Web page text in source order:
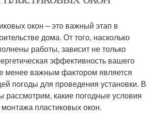
окон – это важный этап в
дома. От того, насколько
работы, зависит не только
эффективность вашего
менее важным фактором является
погоды для проведения установки. В
рассмотрим, какие погодные условия
пластиковых окон.